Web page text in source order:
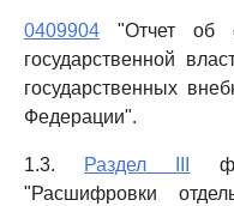
0409904 "Отчет об
государственной
государственных
Федерации".
1.3. Раздел III
"Расшифровки